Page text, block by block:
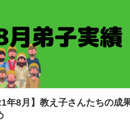
年8月】教え子さんたちの成